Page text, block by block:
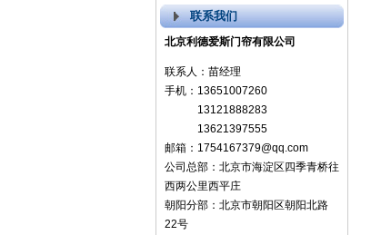
联系我们
北京利德爱斯门帘有限公司
联系人：苗经理
手机：13651007260
13121888283
13621397555
邮箱：1754167379@qq.com
公司总部：北京市海淀区四季青桥往
西两公里西平庄
朝阳分部：北京市朝阳区朝阳北路
22号